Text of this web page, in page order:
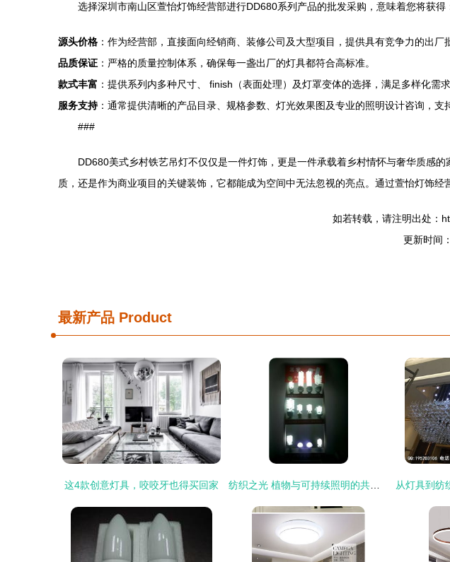
选择深圳市南山区萱怡灯饰经营部进行DD680系列产品的批发采购，意味着您将获得
源头价格 ：作为经营部，直接面向经销商、装修公司及大型项目，提供具有竞争力的出厂
品质保证 ：严格的质量控制体系，确保每一盏出厂的灯具都符合高标准。
款式丰富 ：提供系列内多种尺寸、 finish（表面处理）及灯罩变体的选择，满足多样化需求
服务支持：通常提供清晰的产品目录、规格参数、灯光效果图及专业的照明设计咨询，
###
DD680美式乡村铁艺吊灯不仅仅是一件灯饰，更是一件承载着乡村情怀与奢华质感
质，还是作为商业项目的关键装饰，它都能成为空间中无法忽视的亮点。通过萱怡灯饰
如若转载，请注明出处：
更新时间
最新产品 Product
这4款创意灯具，咬咬牙也得买回家